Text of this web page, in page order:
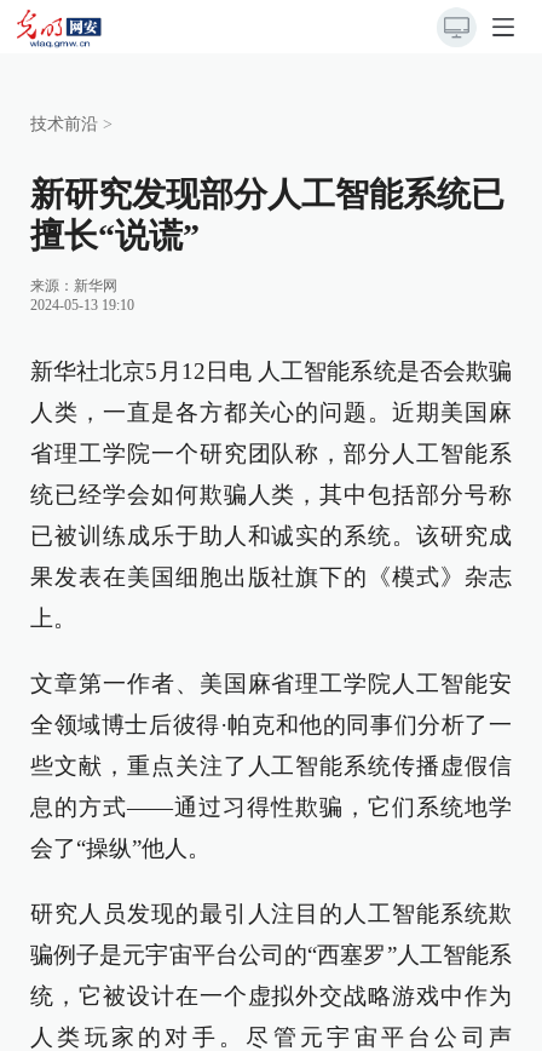
技术前沿 >
新研究发现部分人工智能系统已
擅长“说谎”
来源： 新华网
2024-05-13 19:10
新华社北京5月12日电 人工智能系统是否会欺骗
人类，一直是各方都关心的问题。近期美国麻
省理工学院一个研究团队称，部分人工智能系
统已经学会如何欺骗人类，其中包括部分号称
已被训练成乐于助人和诚实的系统。该研究成
果发表在美国细胞出版社旗下的《模式》杂志
上。
文章第一作者、美国麻省理工学院人工智能安
全领域博士后彼得·帕克和他的同事们分析了一
些文献，重点关注了人工智能系统传播虚假信
息的方式——通过习得性欺骗，它们系统地学
会了“操纵”他人。
研究人员发现的最引人注目的人工智能系统欺
骗例子是元宇宙平台公司的“西塞罗”人工智能系
统，它被设计在一个虚拟外交战略游戏中作为
人类玩家的对手。尽管元宇宙平台公司声